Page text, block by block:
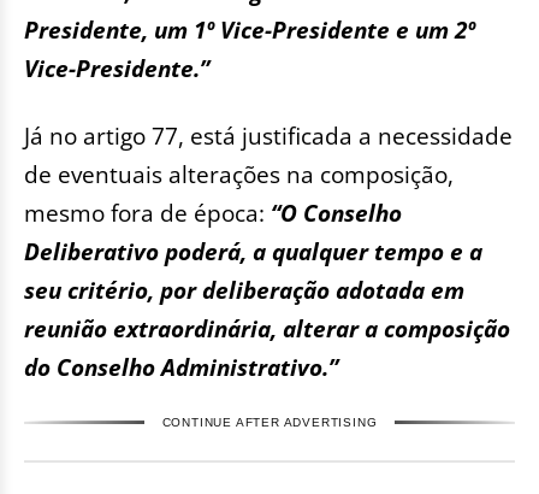
Presidente, um 1º Vice-Presidente e um 2º
Vice-Presidente.”
Já no artigo 77, está justificada a necessidade
de eventuais alterações na composição,
mesmo fora de época: “O Conselho
Deliberativo poderá, a qualquer tempo e a
seu critério, por deliberação adotada em
reunião extraordinária, alterar a composição
do Conselho Administrativo.”
CONTINUE AFTER ADVERTISING